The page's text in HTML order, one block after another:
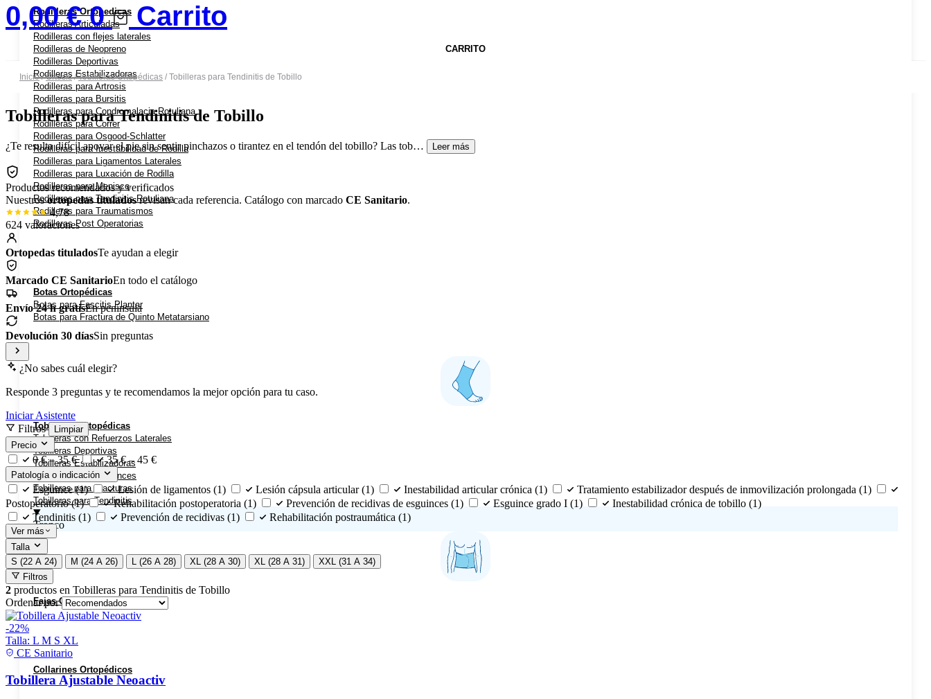
Rodilleras Ortopedicas
Rodilleras Articuladas
Rodilleras con flejes laterales
Rodilleras de Neopreno
Rodilleras Deportivas
Rodilleras Estabilizadoras
Rodilleras para Artrosis
Rodilleras para Bursitis
Rodilleras para Condromalacia Rotuliana
Rodilleras para Correr
Rodilleras para Osgood-Schlatter
Rodilleras para Inestabilidad de Rodilla
Rodilleras para Ligamentos Laterales
Rodilleras para Luxación de Rodilla
Rodilleras para Menisco
Rodilleras para Tendinitis Rotuliana
Rodilleras para Traumatismos
Rodilleras Post Operatorias
Botas Ortopédicas
Botas para Fascitis Plantar
Botas para Fractura de Quinto Metatarsiano
Tobilleras Ortopédicas
Tobilleras con Refuerzos Laterales
Tobilleras Deportivas
Tobilleras Estabilizadoras
Tobilleras para Esguinces
Tobilleras para Fracturas
Tobilleras para Tendinitis
Tronco
Fajas Ortopédicas
Collarines Ortopédicos
0,00€ 0 Carrito
CARRITO
Inicio/Ortesis/Tobilleras Ortopédicas / Tobilleras para Tendinitis de Tobillo
Tobilleras para Tendinitis de Tobillo
¿Te resulta difícil apoyar el pie sin sentir pinchazos o tirantez en el tendón del tobillo? Las tob… Leer más
Productos recomendados y verificados
Nuestrosortopedas tituladosrevisan cada referencia. Catálogo con marcado CE Sanitario.
4,78
624 valoraciones
Ortopedas tituladosTe ayudan a elegir
Marcado CE SanitarioEn todo el catálogo
Envío 24 h gratisEn península
Devolución 30 díasSin preguntas
¿No sabes cuál elegir?
Responde 3 preguntas y te recomendamos la mejor opción para tu caso.
Iniciar Asistente
Filtros
Limpiar
Precio
0 € – 35 € 35 € – 45 €
Patología o indicación
Esguince(1) Lesión de ligamentos (1) Lesión cápsula articular(1) Inestabilidad articular crónica (1) Tratamiento estabilizador después de inmovilización prolongada (1)
Postoperatorio(1) Rehabilitación postoperatoria (1) Prevención de recidivas de esguinces (1) Esguince grado I (1) Inestabilidad crónica de tobillo (1)
Tendinitis (1) Prevención de recidivas (1) Rehabilitación postraumática (1)
Ver más
Talla
S (22 A 24)
M (24 A 26) L (26 A 28) XL (28 A 30) XL (28 A 31)
XXL (31 A 34)
Filtros
2 productos en Tobilleras para Tendinitis de Tobillo
Ordenar por
-22%
Talla: L M S XL
CE Sanitario
Tobillera Ajustable Neoactiv